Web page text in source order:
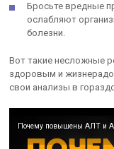
Бросьте вредные
ослабляют
болезни.
Вот такие несложные
здоровым и
свои анализы в
Почему повышены АЛТ и